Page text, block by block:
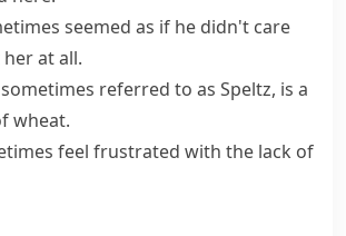
seemed as if he didn't care
at all.
sometimes referred to as Speltz, is a
wheat.
feel frustrated with the lack of